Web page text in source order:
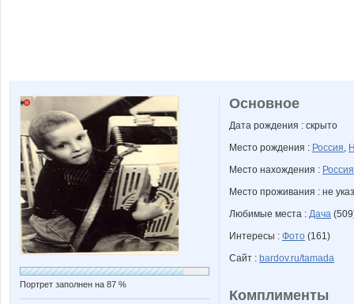
Портрет заполнен на 87 %
Основное
Дата рождения : скрыто
Место рождения : Россия,
Место нахождения : Россия
Место проживания : не
Любимые места : Дача
Интересы : Фото (161)
Сайт : bardov.ru/tamada
Комплименты